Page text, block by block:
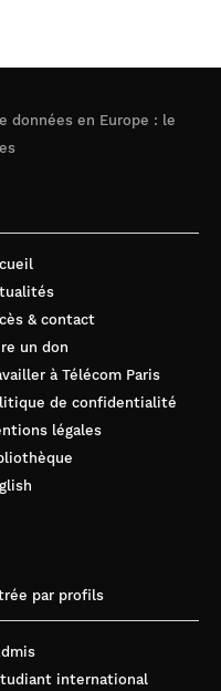
données en Europe : le
& contact
un don
à Télécom Paris
de confidentialité
légales
par profils
international